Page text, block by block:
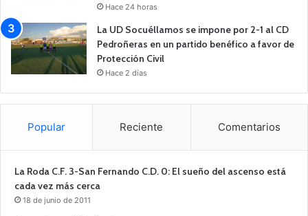
Hace 24 horas
La UD Socuéllamos se impone por 2-1 al CD
Pedroñeras en un partido benéfico a favor de
Protección Civil
Hace 2 días
Popular Reciente Comentarios
La Roda C.F. 3-San Fernando C.D. 0: El sueño del ascenso está
cada vez más cerca
18 de junio de 2011